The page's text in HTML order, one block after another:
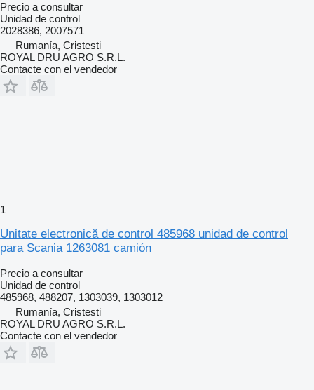
Precio a consultar
Unidad de control
2028386, 2007571
Rumanía, Cristesti
ROYAL DRU AGRO S.R.L.
Contacte con el vendedor
1
Unitate electronică de control 485968 unidad de control
para Scania 1263081 camión
Precio a consultar
Unidad de control
485968, 488207, 1303039, 1303012
Rumanía, Cristesti
ROYAL DRU AGRO S.R.L.
Contacte con el vendedor